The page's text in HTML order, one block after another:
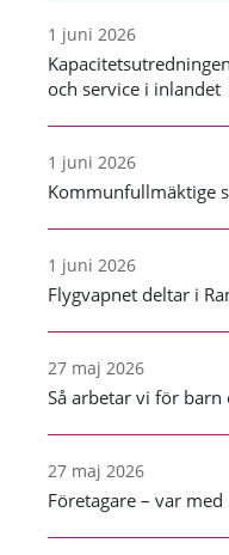
1 juni 2026
och service i inlandet
1 juni 2026
Kommunfullmäktige
1 juni 2026
Flygvapnet deltar i
27 maj 2026
Så arbetar vi för
27 maj 2026
Företagare – var